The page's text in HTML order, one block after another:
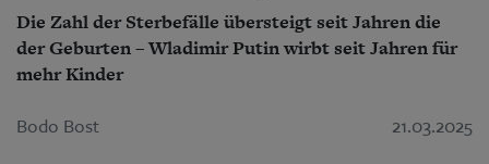
Ostpreußen
Pommern
Die Zahl der Sterbefälle übersteigt seit Jahren die
der Geburten – Wladimir Putin wirbt seit Jahren für
mehr Kinder
Bodo Bost 21.03.2025